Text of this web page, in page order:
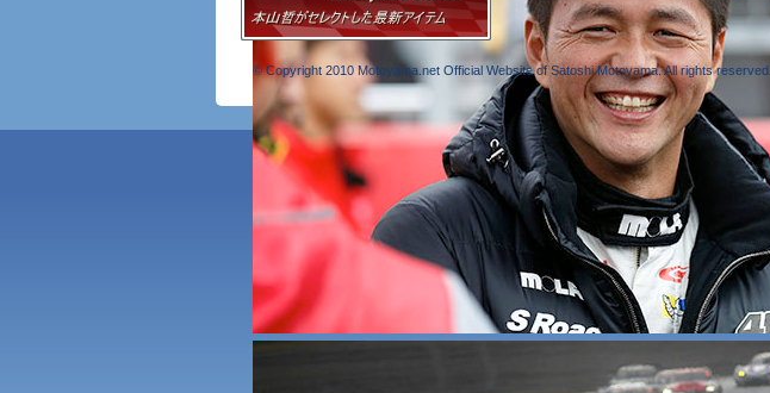
© Copyright 2010 Motoyama.net Official Website of Satoshi Motoyama. All rights reserved.